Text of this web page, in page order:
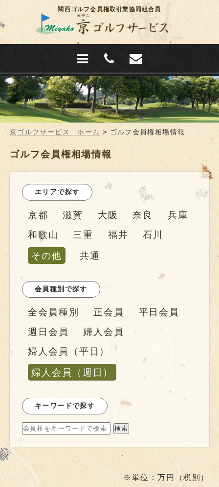
関西ゴルフ会員権取引業協同組合員
京ゴルフサービス ホーム > ゴルフ会員権相場情報
ゴルフ会員権相場情報
エリアで探す
京都 滋賀 大阪 奈良
兵庫
和歌山
三重 福井 石川
その他 共通
会員種別で探す
全会員種別 正会員
平日会員
週日会員
婦人会員
婦人会員（平日）
婦人会員（週日）
キーワードで探す
※単位：万円（税別）